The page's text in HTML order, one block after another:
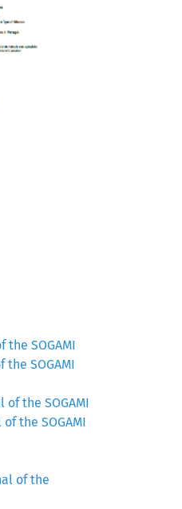
the SOGAMI
SOGAMI
the SOGAMI
the SOGAMI
of the